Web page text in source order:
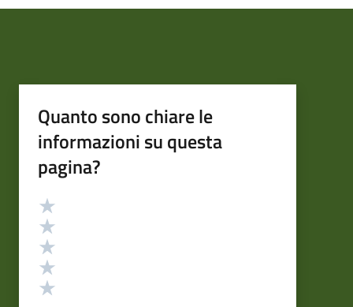
Quanto sono chiare le
informazioni su questa
pagina?
Valutazione